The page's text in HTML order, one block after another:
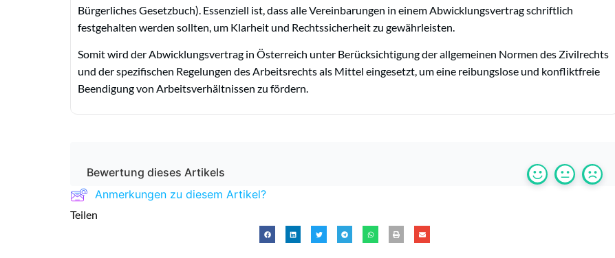
Bürgerliches Gesetzbuch). Essenziell ist, dass alle Vereinbarungen in einem Abwicklungsvertrag schriftlich
festgehalten werden sollten, um Klarheit und Rechtssicherheit zu gewährleisten.
Somit wird der Abwicklungsvertrag in Österreich unter Berücksichtigung der allgemeinen Normen des Zivilrechts
und der spezifischen Regelungen des Arbeitsrechts als Mittel eingesetzt, um eine reibungslose und konfliktfreie
Beendigung von Arbeitsverhältnissen zu fördern.
Bewertung dieses Artikels
Anmerkungen zu diesem Artikel?
Teilen